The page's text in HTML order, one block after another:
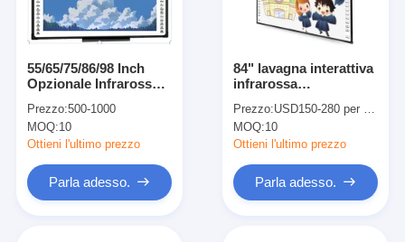
Mostra VR
Controllo di qualità
Contattaci
55/65/75/86/98 Inch
Opzionale Infrarosso
Bianca 2mm
Precisione di
Posizionamento
Prezzo:500-1000
MOQ:10
Ottieni l'ultimo prezzo
Parla adesso.
84" lavagna interattiva
infrarossa
aule
Prezzo:USD150-280 per piece
MOQ:10
Ottieni l'ultimo prezzo
Parla adesso.